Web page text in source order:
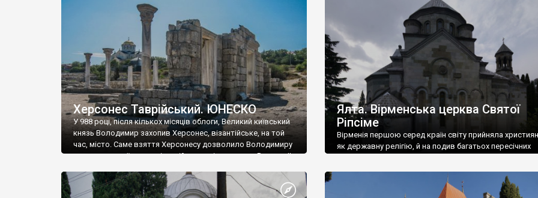
візантійської доби. Раритети викрадені з фондів об’єкту
культурної спадщини ЮНЕСКО «Херсонеса Таврійського».
Офіційно – на виставку «Золото Візантії», але експерти та
влада в Україні вважають це лише […]
називаються «повстяками» (postaki)…” “Вино. Крим
виробляє відмінне вино і його вдосталь: воно все
легке біле і дуже […]
Херсонес Таврійський. ЮНЕСКО
У 988 році, після кількох місяців облоги, Великий київський
князь Володимир захопив Херсонес, візантійське, на той
час, місто. Саме взяття Херсонесу дозволило Володимиру
диктувати свої умови візантійському імператору Василю ІІ,
Херсонесі Володимир-язичник, став Василем-
християнином. А потім було Хрещення Русі. На честь
Ялта. Вірменська церква Святої
Ріпсіме
Вірменія першою серед країн світу прийняла
як державну релігію, й на подив багатьох пересічних